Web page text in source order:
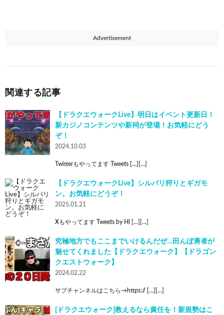
Advertisement
関連する記事
【ドラクエウォークLive】明日はイベント更新日！
新カジノコンテンツや新祠が登場！お気軽にどう
ぞ！
2024.10.03
Twitterもやってます Tweets […][…]
【ドラクエウォークLive】シルバリ狩りとギガモ
ン。お気軽にどうぞ！
2025.01.21
Xもやってます Tweets by Hl […][…]
究極地方でもここまでいけるんだぜ…田んぼ勇者が
魅せてくれました【ドラクエウォーク】【ドラゴン
クエストウォーク】
2024.02.22
サブチャンネルはこちら→https:// […][…]
[ドラクエウォーク]教えるなら責任を！新規勢はこ